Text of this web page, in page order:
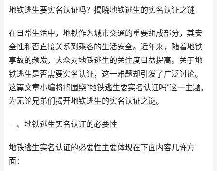
地铁逃生要实名认证吗？揭晓地铁逃生的实名认证之谜
在日常生活中，地铁作为城市交通的重要组成部分，其安
全性和否直接关系到乘客的生活安全。近年来，随着地铁
事故的频发，大众对地铁逃生的关注度日益提高。关于地
铁逃生是否需要实名认证，这一难题却引发了广泛讨论。
这篇文章小编将将围绕“地铁逃生要实名认证吗”这一主题，
为无论兄弟们揭开地铁逃生的实名认证之谜。
一、地铁逃生实名认证的必要性
地铁逃生实名认证的必要性主要体现在下面内容几许方
面：